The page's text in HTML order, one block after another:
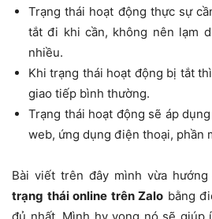
Trạng thái hoạt động thực sự
tắt đi khi cần, không nên lạm
nhiều.
Khi trạng thái hoạt động bị tắt
giao tiếp bình thường.
Trạng thái hoạt động sẽ áp
web, ứng dụng điện thoại, phần
Bài viết trên đây mình vừa hướng
trạng thái online trên Zalo bằng